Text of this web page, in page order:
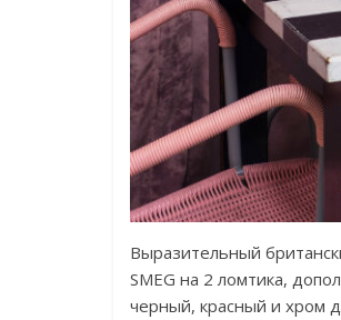
Выразительный
SMEG на 2 ломтика,
черный, красный и хром